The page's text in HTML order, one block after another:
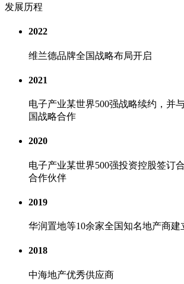
发展历程
2022
维兰德品牌全国战略布局开启
2021
电子产业某世界500强战略续约，并
国战略合作
2020
电子产业某世界500强投资控股签订
合作伙伴
2019
华润置地等10余家全国知名地产商建
2018
中海地产优秀供应商